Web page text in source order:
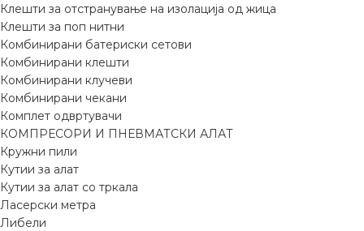
Клешти за отстранување на изолација од жица
Клешти за поп нитни
Комбинирани батериски сетови
Комбинирани клешти
Комбинирани клучеви
Комбинирани чекани
Комплет одвртувачи
КОМПРЕСОРИ И ПНЕВМАТСКИ АЛАТ
Кружни пили
Кутии за алат
Кутии за алат со тркала
Ласерски метра
Либели